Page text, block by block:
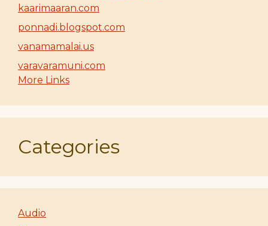
kaarimaaran.com
ponnadi.blogspot.com
vanamamalai.us
varavaramuni.com
More Links
Categories
Audio